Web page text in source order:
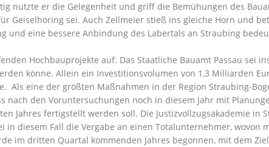
nutzte er die Gelegenheit und griff die Bemühungen des
Geiselhöring sei. Auch Zellmeier stieß ins gleiche Horn und
und eine bessere Anbindung des Labertals an Straubing
Hochbauprojekte auf. Das Staatliche Bauamt Passau sei
könne. Allein ein Investitionsvolumen von 1,3 Milliarden
Als eine der größten Maßnahmen in der Region Straubing-
den Voruntersuchungen noch in diesem Jahr mit
Jahres fertigstellt werden soll. Die Justizvollzugsakademie in
diesem Fall die Vergabe an einen Totalunternehmer, wovon
im dritten Quartal kommenden Jahres begonnen, mit dem